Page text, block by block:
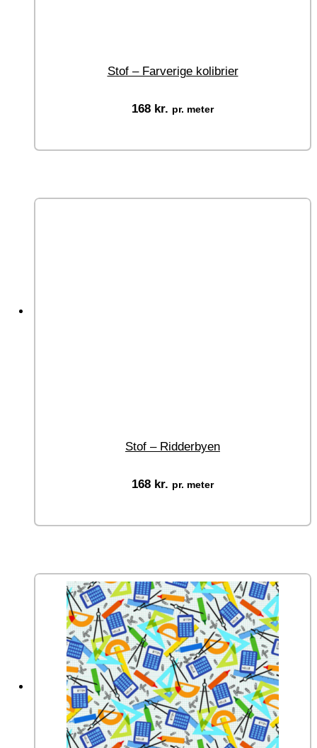
Stof – Farverige kolibrier
168 kr. pr. meter
Stof – Ridderbyen
168 kr. pr. meter